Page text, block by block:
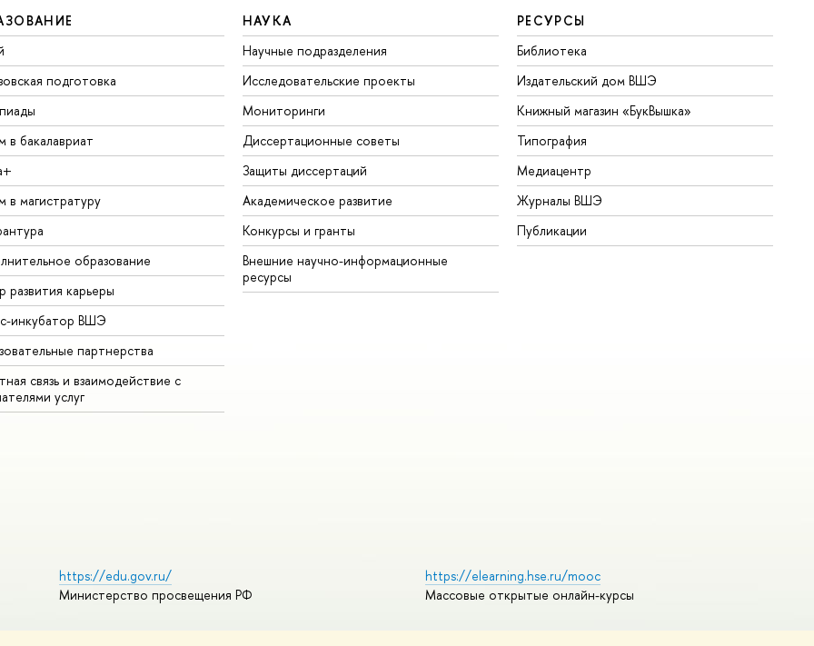
подготовка
в бакалавриат
в магистратуру
образование
развития карьеры
инкубатор ВШЭ
партнерства
связь и взаимодействие с
услуг
НАУКА
Научные подразделения
Исследовательские проекты
Мониторинги
Диссертационные советы
Защиты диссертаций
Академическое развитие
Конкурсы и гранты
Внешние научно-информационные
ресурсы
РЕСУРСЫ
Библиотека
Издательский дом ВШЭ
Книжный магазин «БукВышка»
Типография
Медиацентр
Журналы ВШЭ
Публикации
https://edu.gov.ru/
Министерство просвещения РФ
https://elearning.hse.ru/mooc
Массовые открытые онлайн-курсы